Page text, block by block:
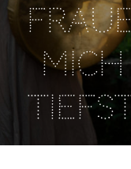
mich